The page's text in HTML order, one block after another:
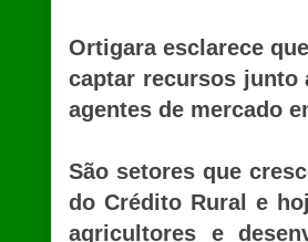
Ortigara esclarece
captar recursos junto
agentes de mercado
São setores que
do Crédito Rural e
agricultores e